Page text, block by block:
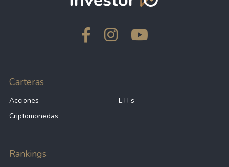
Carteras
Acciones
ETFs
Criptomonedas
Rankings